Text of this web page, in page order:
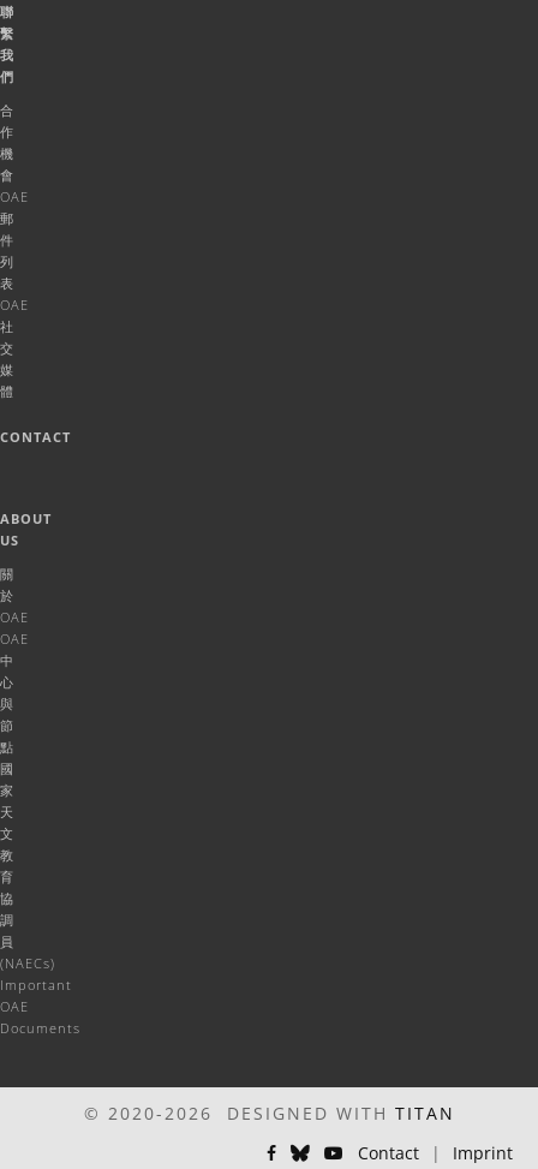
聯
繫
我
們
合
作
機
會
OAE
郵
件
列
表
OAE
社
交
媒
體
CONTACT
ABOUT
US
關
於
OAE
OAE
中
心
與
節
點
國
家
天
文
教
育
協
調
員
(NAECs)
Important
OAE
Documents
© 2020-2026 DESIGNED WITH TITAN
Contact
| Imprint